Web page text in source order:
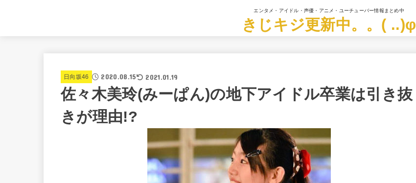
エンタメ・アイドル・声優・アニメ・ユーチューバー情報まとめ中
きじキジ更新中。。( ..)φ
日向坂46 2020.08.15 2021.01.19
佐々木美玲(みーぱん)の地下アイドル卒業は引き抜
きが理由!?